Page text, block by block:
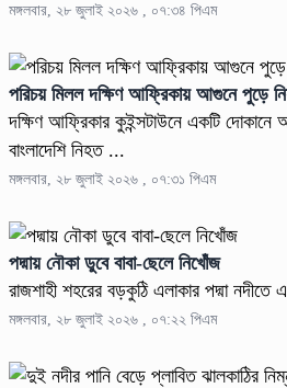
মঙ্গলবার, ২৮ জুলাই ২০২৬ , ০৭:৩৪ পিএম
পরিচয় মিলল দক্ষিণ আফ্রিকায় আগুনে পুড়ে
দক্ষিণ আফ্রিকার কুইন্সটাউনে একটি
বাংলাদেশি নিহত ...
মঙ্গলবার, ২৮ জুলাই ২০২৬ , ০৭:৩১ পিএম
পদ্মায় নৌকা ডুবে বাবা-ছেলে নিখোঁজ
রাজশাহী শহরের বড়কুঠি এলাকার পদ্মা নদীতে
মঙ্গলবার, ২৮ জুলাই ২০২৬ , ০৭:২২ পিএম